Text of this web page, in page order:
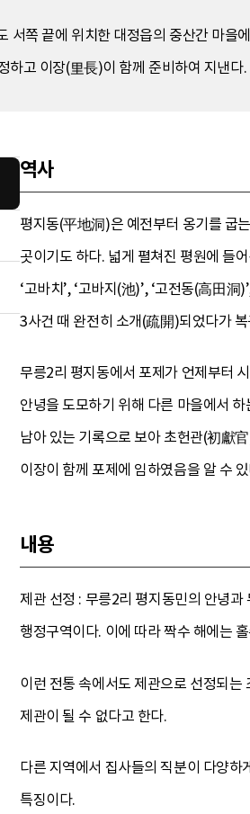
서쪽 끝에 위치한 대정읍의 중산간 마을
하고 이장(里長)이 함께 준비하여 지낸다.
역사
평지동(平地洞)은 예전부터 옹기를 굽
곳이기도 하다. 넓게 펼쳐진 평원에 들
‘고바치’, ‘고바지(池)’, ‘고전동(高田
3사건 때 완전히 소개(疏開)되었다가
무릉2리 평지동에서 포제가 언제부터
안녕을 도모하기 위해 다른 마을에서
남아 있는 기록으로 보아 초헌관(初獻
이장이 함께 포제에 임하였음을 알 수
내용
제관 선정 : 무릉2리 평지동민의 안녕
행정구역이다. 이에 따라 짝수 해에는
이런 전통 속에서도 제관으로 선정되
제관이 될 수 없다고 한다.
다른 지역에서 집사들의 직분이 다양하
특징이다.